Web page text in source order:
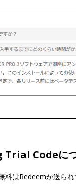
Codeに
料はRedeemが送ら